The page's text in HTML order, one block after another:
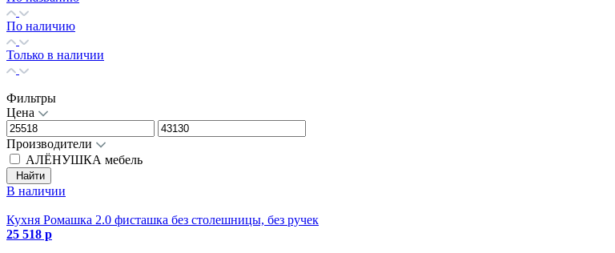
По наличию
Только в наличии
Фильтры
Цена
Производители
АЛЁНУШКА мебель
Найти
В наличии
Кухня Ромашка 2.0 фисташка без столешницы, без ручек
25 518 р